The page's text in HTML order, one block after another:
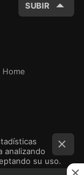
SUBIR
Home
analizando
su uso.